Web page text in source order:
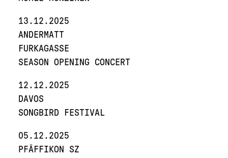
13.12.2025
ANDERMATT
FURKAGASSE
SEASON OPENING CONCERT
12.12.2025
DAVOS
SONGBIRD FESTIVAL
05.12.2025
PFÄFFIKON SZ